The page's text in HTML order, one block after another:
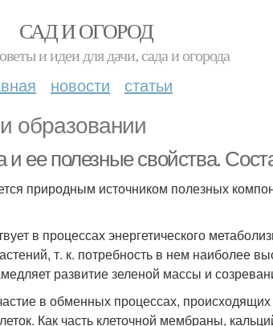
САД И ОГОРОД
и идеи для дачи, сада и огорода
новости статьи
образовании
и ее полезные свойства.
природным источником полезных
в процессах энергетического
т. к. потребность в нем наиболее
развитие зеленой массы и
в обменных процессах,
Как часть клеточной мембраны,